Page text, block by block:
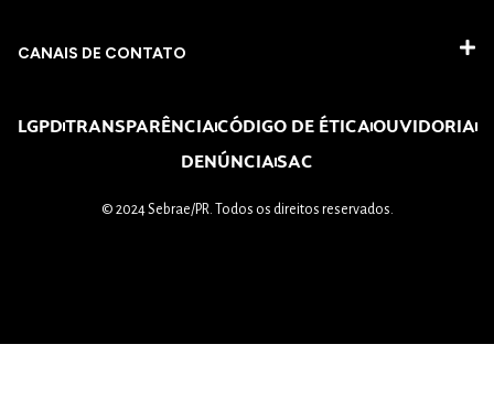
CANAIS DE CONTATO
LGPDTRANSPARÊNCIACÓDIGO DE ÉTICAOUVIDORIA
DENÚNCIASAC
© 2024 Sebrae/PR. Todos os direitos reservados.